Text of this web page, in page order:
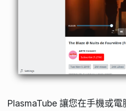
PlasmaTube 讓您在手機或